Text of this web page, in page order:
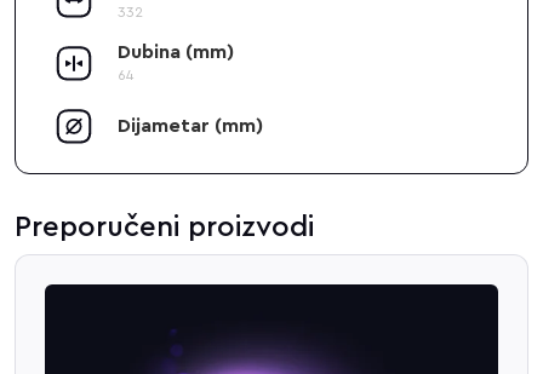
332
Dubina (mm)
64
Dijametar (mm)
Preporučeni proizvodi